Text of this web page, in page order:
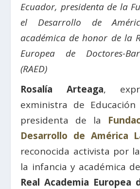
Ecuador, presidenta de la
el Desarrollo de
académica de honor de la
Europea de Doctores-
(RAED)
Rosalía Arteaga,
exministra de
presidenta de la
Desarrollo de América
reconocida activista por
la infancia y académica
Real Academia Europea